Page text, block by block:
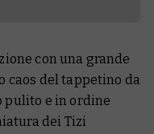
con una grande
caos del tappetino da
pulito e in ordine
dei Tizi